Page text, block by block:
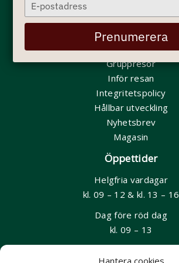
Hantera cookies
Hem - Startsida
Min bokning
Gruppresor
Inför resan
Integritetspolicy
Hållbar utveckling
Nyhetsbrev
Magasin
Öppettider
Helgfria vardagar
kl. 09 – 12 & kl. 13 – 16
Dag före röd dag
kl. 09 – 13
your
email
Prenumerera